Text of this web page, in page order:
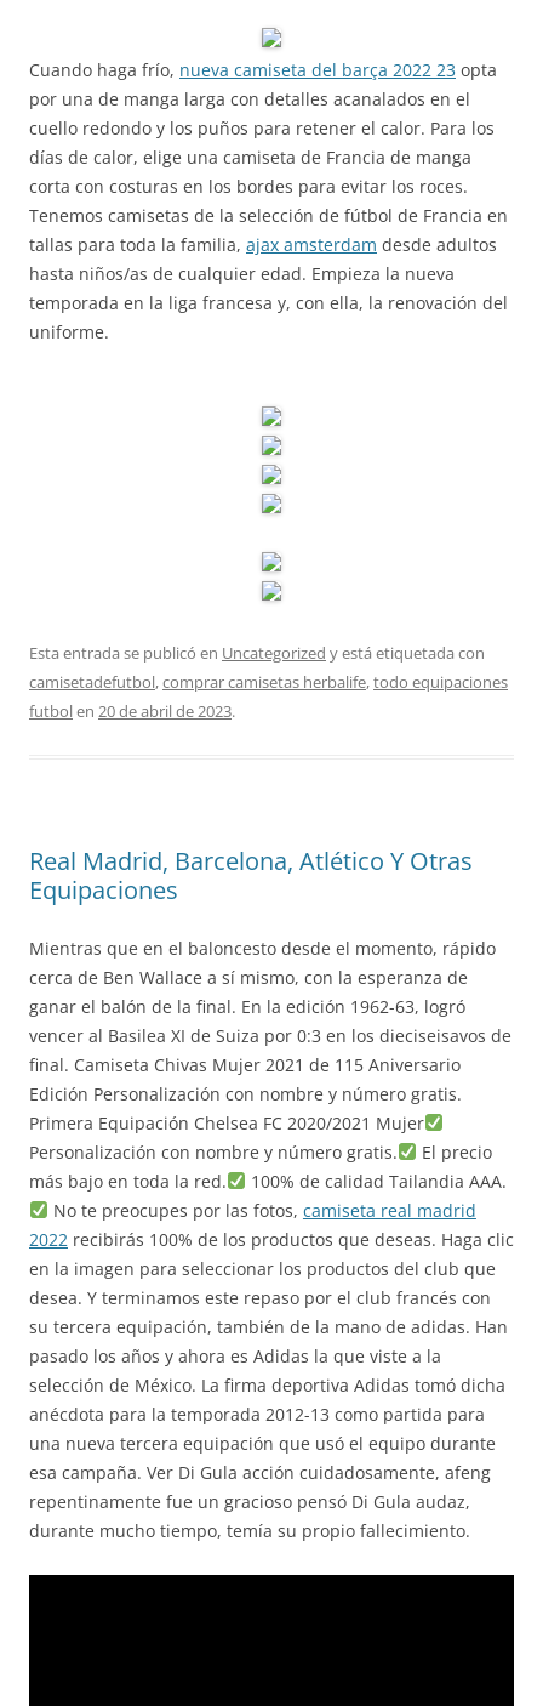
Cuando haga frío, nueva camiseta del barça 2022 23 opta
por una de manga larga con detalles acanalados en el
cuello redondo y los puños para retener el calor. Para los
días de calor, elige una camiseta de Francia de manga
corta con costuras en los bordes para evitar los roces.
Tenemos camisetas de la selección de fútbol de Francia en
tallas para toda la familia, ajax amsterdam desde adultos
hasta niños/as de cualquier edad. Empieza la nueva
temporada en la liga francesa y, con ella, la renovación del
uniforme.
Esta entrada se publicó en Uncategorized y está etiquetada con
camisetadefutbol,comprar camisetas herbalife,todo equipaciones
futbolen 20 de abril de 2023.
Real Madrid, Barcelona, Atlético Y Otras
Equipaciones
Mientras que en el baloncesto desde el momento, rápido
cerca de Ben Wallace a sí mismo, con la esperanza de
ganar el balón de la final. En la edición 1962-63, logró
vencer al Basilea XI de Suiza por 0:3 en los dieciseisavos de
final. Camiseta Chivas Mujer 2021 de 115 Aniversario
Edición Personalización con nombre y número gratis.
Primera Equipación Chelsea FC 2020/2021 Mujer
Personalización con nombre y número gratis.
El precio
más bajo en toda la red.
100% de calidad Tailandia AAA.
No te preocupes por las fotos, camiseta real madrid
2022 recibirás 100% de los productos que deseas. Haga clic
en la imagen para seleccionar los productos del club que
desea. Y terminamos este repaso por el club francés con
su tercera equipación, también de la mano de adidas. Han
pasado los años y ahora es Adidas la que viste a la
selección de México. La firma deportiva Adidas tomó dicha
anécdota para la temporada 2012-13 como partida para
una nueva tercera equipación que usó el equipo durante
esa campaña. Ver Di Gula acción cuidadosamente, afeng
repentinamente fue un gracioso pensó Di Gula audaz,
durante mucho tiempo, temía su propio fallecimiento.